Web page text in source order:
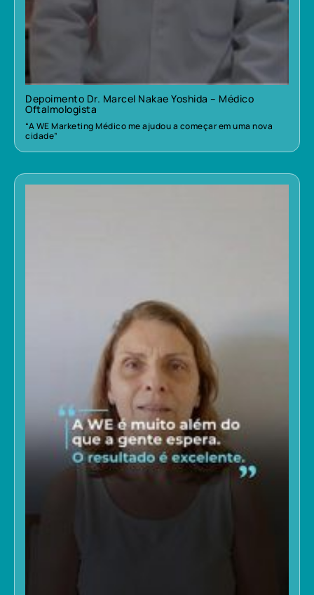
Depoimento Dr. Marcel Nakae Yoshida – Médico
Oftalmologista
“A WE Marketing Médico me ajudou a começar em uma nova
cidade”